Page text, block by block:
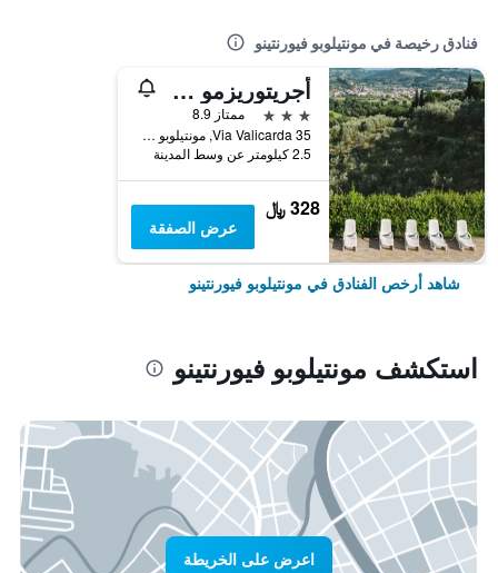
فنادق رخيصة في مونتيلوبو فيورنتينو
أجريتوريزمو كانتاجالو
3 نجوم
ممتاز 8.9
Via Valicarda 35, مونتيلوبو فيورنتينو, توسكانا, إيطاليا
2.5 كيلومتر عن وسط المدينة
328 ﷼
عرض الصفقة
شاهد أرخص الفنادق في مونتيلوبو فيورنتينو
استكشف مونتيلوبو فيورنتينو
اعرض على الخريطة